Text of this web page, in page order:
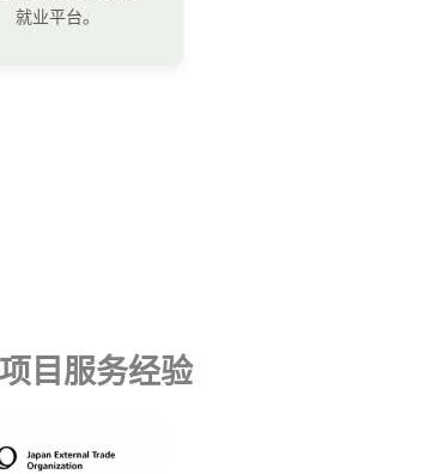
就业平台。
目服务经验